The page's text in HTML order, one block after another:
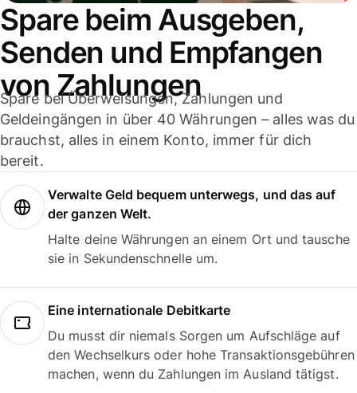
Spare beim Ausgeben,
Senden und Empfangen
von Zahlungen
Spare bei Überweisungen, Zahlungen und
Geldeingängen in über 40 Währungen – alles was du
brauchst, alles in einem Konto, immer für dich
bereit.
Verwalte Geld bequem unterwegs, und das auf
der ganzen Welt.
Halte deine Währungen an einem Ort und tausche
sie in Sekundenschnelle um.
Eine internationale Debitkarte
Du musst dir niemals Sorgen um Aufschläge auf
den Wechselkurs oder hohe Transaktionsgebühren
machen, wenn du Zahlungen im Ausland tätigst.